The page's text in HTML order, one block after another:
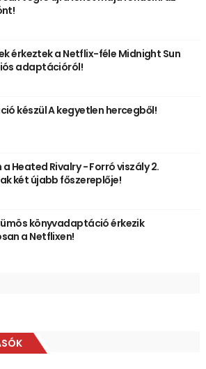
érkeztek a Netflix-féle Midnight Sun
adaptációról!
készül A kegyetlen hercegből!
a Heated Rivalry - Forró viszály 2.
két újabb főszereplője!
könyvadaptáció érkezik
a Netflixen!